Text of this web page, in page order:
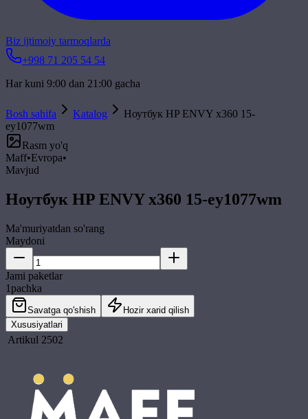
Biz ijtimoiy tarmoqlarda
+998 71 205 54 54
Har kuni 9:00 dan 21:00 gacha
Bosh sahifa Katalog
Ноутбук HP ENVY x360 15-
ey1077wm
Rasm yo'q
Maff•Evropa•
Mavjud
Ноутбук HP ENVY x360 15-ey1077wm
Ma'muriyatdan so'rang
Maydoni
Jami paketlar
1pachka
Savatga qo'shish
Hozir xarid qilish
Xususiyatlari
Artikul 2502